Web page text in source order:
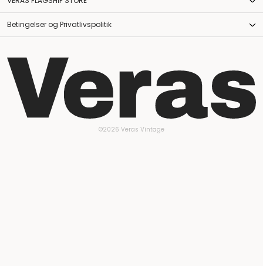
Betingelser og Privatlivspolitik
©2026 Veras Vintage